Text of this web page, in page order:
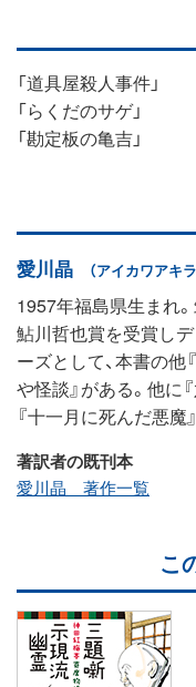
「道具屋殺人事件」
「らくだのサゲ」
「勘定板の亀吉」
愛川晶 （アイカワアキラ
1957年福島県生まれ。
鮎川哲也賞を受賞しデ
ーズとして、本書の他
や怪談』がある。他に
『十一月に死んだ悪魔
著訳者の既刊本
愛川晶 著作一覧
こ